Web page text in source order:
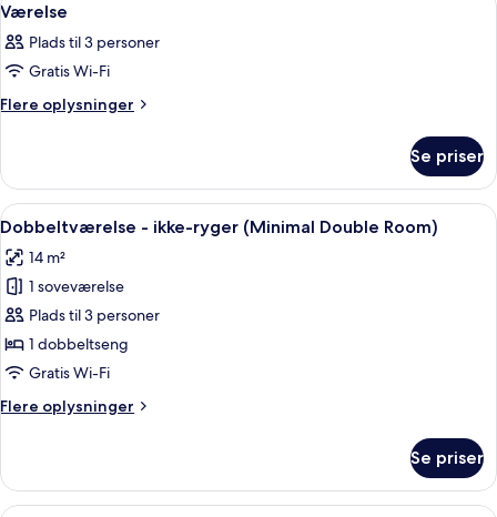
alle
billeder
af
Værelse
7
Værelse
Plads til 3 personer
Gratis Wi-Fi
Flere oplysninger
Flere
Se priser
Indlæs
alle
billeder
af
Dobbeltværelse
-
ikke-
(Minimal
Et hotelværelse med en stor seng,
9
Dobbeltværelse - ikke-ryger (Minimal Double Room)
14 m²
1 soveværelse
Plads til 3 personer
1 dobbeltseng
Gratis Wi-Fi
Flere oplysninger
Flere
-
ikke-
Se priser
Et hotelværelse med to senge, et